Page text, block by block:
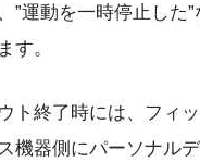
”運動を一時停止した
す。
ト終了時には、フィ
機器側にパーソナル